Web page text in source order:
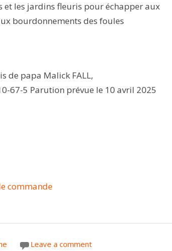
et les jardins fleuris pour échapper aux
bourdonnements des foules
de papa Malick FALL,
67-5 Parution prévue le 10 avril 2025
commande
Leave a comment